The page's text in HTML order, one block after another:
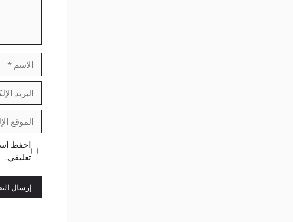
الاسم
البريد
الإلكتروني
الموقع
الإلكتروني
احفظ
تعليقي.